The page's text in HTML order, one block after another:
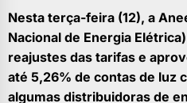
Nesta terça-feira (12), a
Nacional de Energia
reajustes das tarifas e
até 5,26% de contas de luz
algumas distribuidoras de